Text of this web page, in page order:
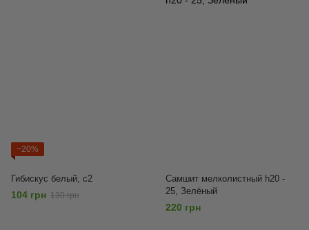
−20%
Гибискус белый, с2
104 грн 130 грн
Самшит мелколистный h20 -
25, Зелёный
220 грн